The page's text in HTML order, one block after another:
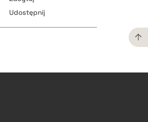
pobierz cytat
Udostępnij